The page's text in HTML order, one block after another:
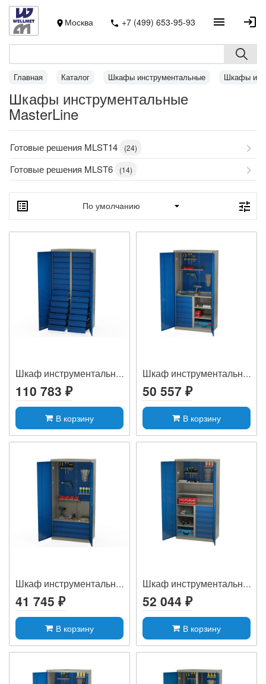
Москва +7 (499) 653-95-93
Главная Каталог Шкафы инструментальные Шкафы
Шкафы инструментальные
MasterLine
Готовые решения MLST14 (24)
Готовые решения MLST6 (14)
Шкаф инструментальный MLST14-1000280
110 783 ₽
В корзину
Шкаф инструментальный MLST14-212064
50 557 ₽
В корзину
Шкаф инструментальный MLST14-010304
41 745 ₽
В корзину
Шкаф инструментальный MLST14-232062
52 044 ₽
В корзину